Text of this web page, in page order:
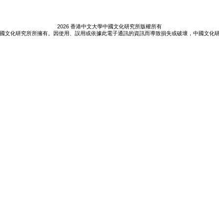
2026 香港中文大學中國文化研究所版權所有
文化研究所所擁有。因使用、誤用或依據此電子通訊的資訊而導致損失或破壞，中國文化研